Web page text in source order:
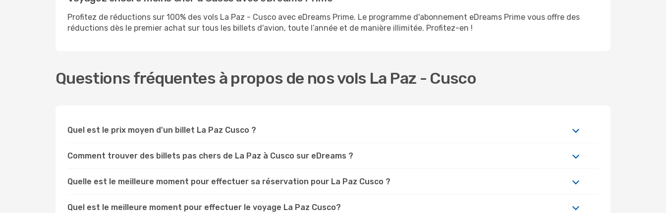
Profitez de réductions sur 100% des vols La Paz - Cusco avec eDreams Prime. Le programme d'abonnement eDreams Prime vous offre des
réductions dès le premier achat sur tous les billets d'avion, toute l’année et de manière illimitée. Profitez-en !
Questions fréquentes à propos de nos vols La Paz - Cusco
Quel est le prix moyen d'un billet La Paz Cusco ?
Comment trouver des billets pas chers de La Paz à Cusco sur eDreams ?
Quelle est le meilleure moment pour effectuer sa réservation pour La Paz Cusco ?
Quel est le meilleure moment pour effectuer le voyage La Paz Cusco?